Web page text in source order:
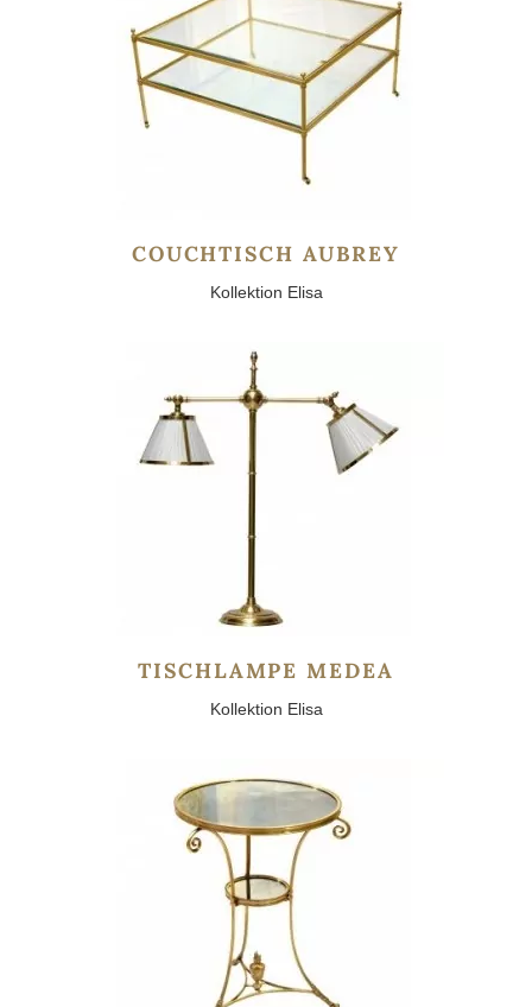
COUCHTISCH AUBREY
Kollektion Elisa
TISCHLAMPE MEDEA
Kollektion Elisa